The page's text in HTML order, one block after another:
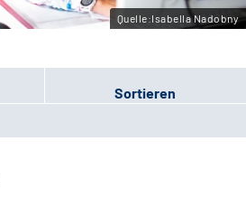
Quelle:Isabella Nadobny
Sortieren